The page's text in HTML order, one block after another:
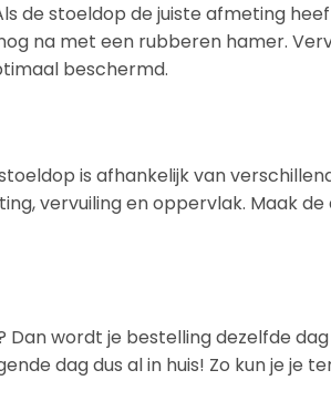
de stoeldop de juiste afmeting
na met een rubberen hamer.
beschermd.
is afhankelijk van
vervuiling en oppervlak. Maak
Dan wordt je bestelling dezelfde
dag dus al in huis! Zo kun je je